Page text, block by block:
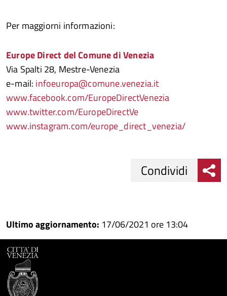
Per maggiorni informazioni:
Europe Direct del Comune di Venezia
Via Spalti 28, Mestre-Venezia
e-mail: infoeuropa@comune.venezia.it
www.facebook.com/EuropeDirectVenezia
www.twitter.com/EuropeDirectVe
www.instagram.com/europe_direct_venezia/
su
Facebook
Condividi
su
Condividi
Condividi
Ultimo aggiornamento: 17/06/2021 ore 13:04